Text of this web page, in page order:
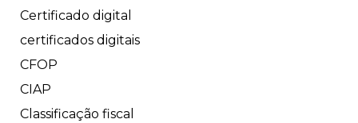
Certificado digital
certificados digitais
CFOP
CIAP
Classificação fiscal